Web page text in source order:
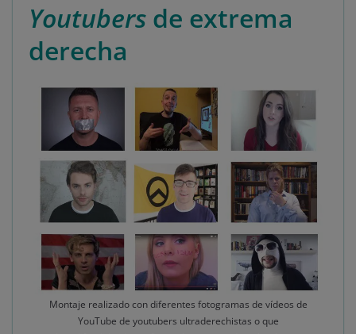
Youtubers de extrema
derecha
Montaje realizado con diferentes fotogramas de vídeos de
YouTube de youtubers ultraderechistas o que